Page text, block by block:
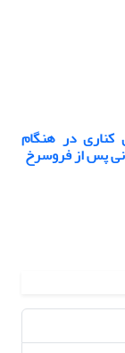
کناری در هنگام
پس از فروسرخ